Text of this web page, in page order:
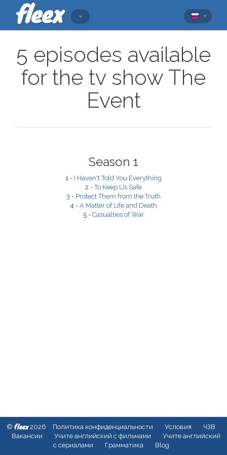
5 episodes available
for the tv show The
Event
Season 1
1 - I Haven't Told You Everything
2 -To Keep Us Safe
3 - Protect Them from the Truth
4 - A Matter of Life and Death
5 - Casualties of War
© fleex2026 Политика конфиденциальности Условия
ЧЗВ
Вакансии
Учите английский с фильмами
Учите английский
с сериалами
Грамматика Blog